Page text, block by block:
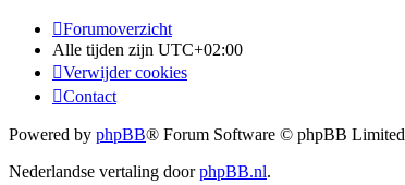
Forumoverzicht
Alle tijden zijn UTC+02:00
Verwijder cookies
Contact
Powered by phpBB® Forum Software © phpBB Limited
Nederlandse vertaling doorphpBB.nl.